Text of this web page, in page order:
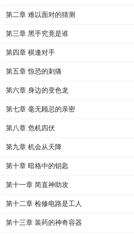
第二章 难以面对的猜测
第三章 黑手究竟是谁
第四章 棋逢对手
第五章 惊恐的刺痛
第六章 身边的变色龙
第七章 毫无顾忌的亲密
第八章 危机四伏
第九章 机会从天降
第十章 暗格中的钥匙
第十一章 简直神助攻
第十二章 检修电路是工人
第十三章 装药的神奇容器